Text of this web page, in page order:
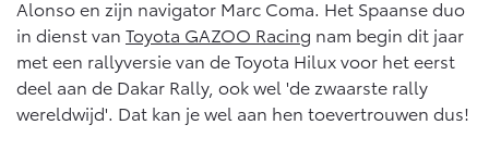
Corolla Cross
HYBRIDE
Toyota C-HR
OOK ALS PLUG-IN
HYBRIDE
10 jaar batterijgarantie
Toyota fabrieksgarantie
Onderdelen & Accessoires
Laadpas
Energie en slim laden
Verzekeren
Bedrijfswagens
Bedrijfswagens op maat
Financieren of leasen
Alonso en zijn navigator Marc Coma. Het Spaanse duo
in dienst van Toyota GAZOO Racing nam begin dit jaar
met een rallyversie van de Toyota Hilux voor het eerst
deel aan de Dakar Rally, ook wel 'de zwaarste rally
wereldwijd'. Dat kan je wel aan hen toevertrouwen dus!